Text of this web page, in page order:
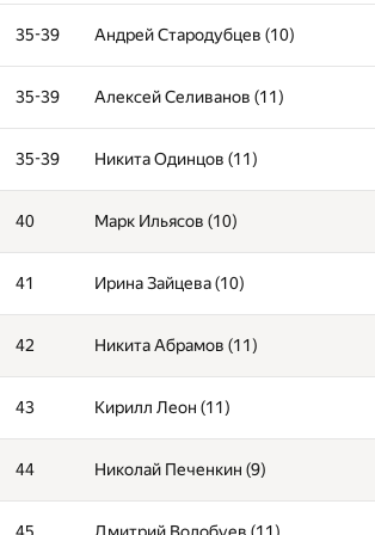
35-39 Андрей Стародубцев (10)
35-39 Алексей Селиванов (11)
35-39 Никита Одинцов (11)
40 Марк Ильясов (10)
41 Ирина Зайцева (10)
42 Никита Абрамов (11)
43 Кирилл Леон (11)
44 Николай Печенкин (9)
2 Владимир Машошин (10)
3 Ахмед Цороев (10)
4-5 Дмитрий Матюшин (10)
4-5 Хамза Кондрашков (11)
6 Михаил Протопопов (11)
7 Андрей Шаев (11)
8 Георгий Теплов (10)
9 Георгий Чакветадзе (10)
10-11 Кирилл Чувилин (10)